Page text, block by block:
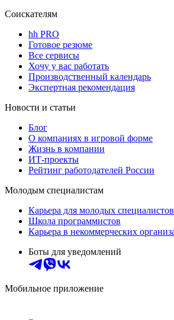
Соискателям
hh PRO
Готовое резюме
Все сервисы
Хочу у вас работать
Производственный календарь
Экспертная рекомендация
Новости и статьи
Блог
О компаниях в игровой форме
Жизнь в компании
ИТ-проекты
Рейтинг работодателей России
Молодым специалистам
Карьера для молодых специалистов
Школа программистов
Карьера в некоммерческих
Боты для уведомлений
Мобильное приложение